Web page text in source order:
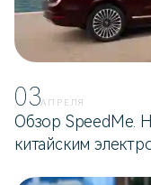
03АПРЕЛЯ
Обзор SpeedMe.
китайским